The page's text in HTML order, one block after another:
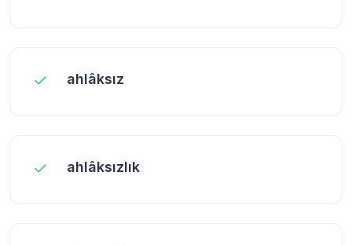
ahlâksız
ahlâksızlık